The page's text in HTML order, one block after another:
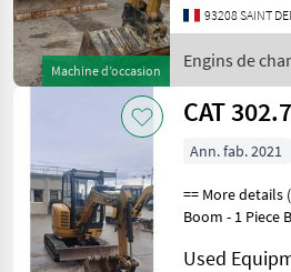
Machine d’occasion
Boom Check
Combined
Way Coupler
93208 SAINT
Engins de
CAT
CAT
Ann. fab. 2021
== More details
Boom - 1 Piece
Standard